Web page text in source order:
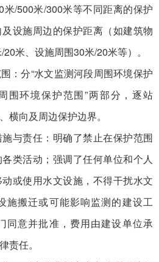
/500米/300米等不同距离的保护
设施周边的保护距离（如建筑物
米、设施周围30米/20米等）。
分“水文监测河段周围环境保护
围环境保护范围”两部分，逐站
横向及周边保护边界。
责任：明确了禁止在保护范围
类活动；强调了任何单位和个人
或使用水文设施，不得干扰水文
施搬迁或可能影响监测的建设工
同意并批准，费用由建设单位承
责任。